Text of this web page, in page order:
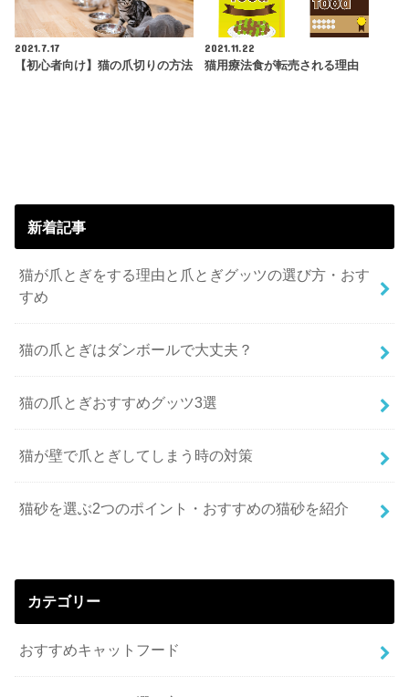
2021.7.17
【初心者向け】猫の爪切りの方法
2021.11.22
猫用療法食が転売される理由
新着記事
猫が爪とぎをする理由と爪とぎグッツの選び方・おす
すめ
猫の爪とぎはダンボールで大丈夫？
猫の爪とぎおすすめグッツ3選
猫が壁で爪とぎしてしまう時の対策
猫砂を選ぶ2つのポイント・おすすめの猫砂を紹介
カテゴリー
おすすめキャットフード